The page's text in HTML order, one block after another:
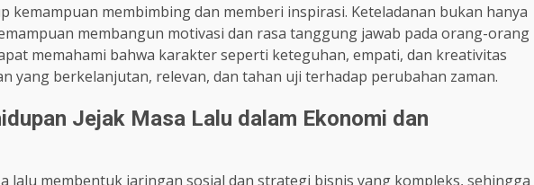
kemampuan membimbing dan memberi inspirasi. Keteladanan bukan hanya
membangun motivasi dan rasa tanggung jawab pada orang-orang
memahami bahwa karakter seperti keteguhan, empati, dan kreativitas
yang berkelanjutan, relevan, dan tahan uji terhadap perubahan zaman.
Jejak Masa Lalu dalam Ekonomi dan
lalu membentuk jaringan sosial dan strategi bisnis yang kompleks, sehingga